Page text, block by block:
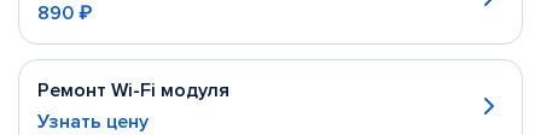
890 ₽
Ремонт Wi-Fi модуля
Узнать цену